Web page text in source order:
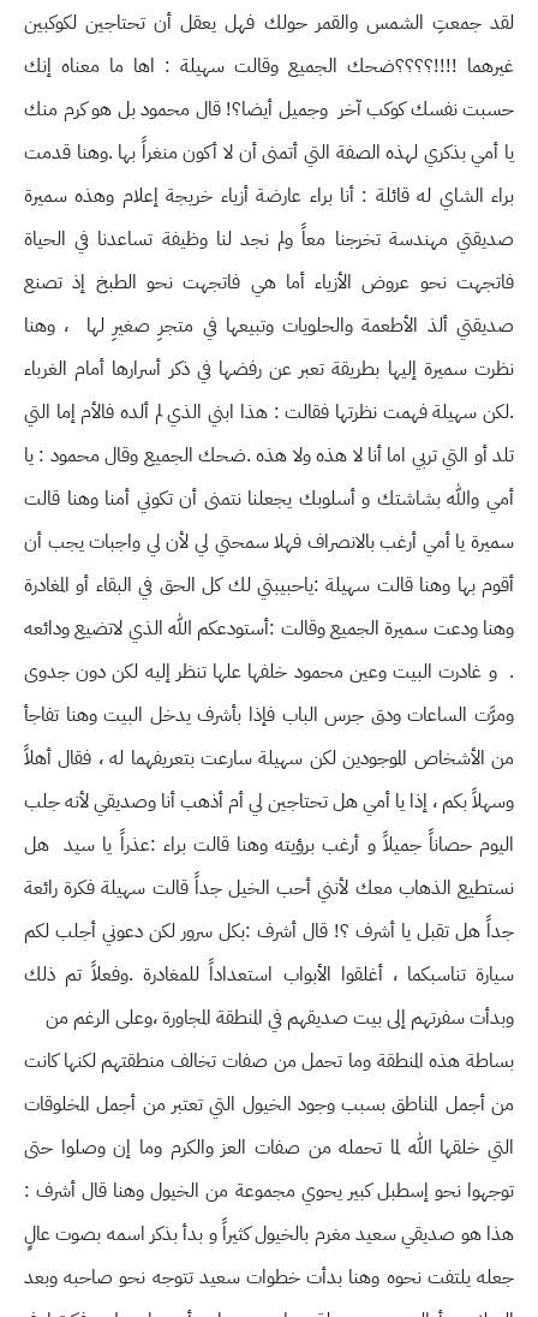
لقد جمعتِ الشمس والقمر حولك فهل يعقل أن تحتاجين لكوكبين
غيرهما !!!!؟؟؟؟ضحك الجميع وقالت سهيلة : اها ما معناه إنك
حسبت نفسك كوكب آخر وجميل أيضا؟! قال محمود بل هو كرم منك
يا أمي بذكري لهذه الصفة التي أتمنى أن لا أكون منغراً بها .وهنا قدمت
براء الشاي له قائلة : أنا براء عارضة أزياء خريجة إعلام وهذه سميرة
صديقتي مهندسة تخرجنا معاً ولم نجد لنا وظيفة تساعدنا في الحياة
فاتجهت نحو عروض الأزياء أما هي فاتجهت نحو الطبخ إذ تصنع
صديقتي ألذ الأطعمة والحلويات وتبيعها في متجرِ صغيرِ لها ، وهنا
نظرت سميرة إليها بطريقة تعبر عن رفضها في ذكر أسرارها أمام الغرباء
.لكن سهيلة فهمت نظرتها فقالت : هذا ابني الذي لم ألده فالأم إما التي
تلد أو التي تربي اما أنا لا هذه ولا هذه .ضحك الجميع وقال محمود : يا
أمي والله بشاشتك و أسلوبك يجعلنا نتمنى أن تكوني أمنا وهنا قالت
سميرة يا أمي أرغب بالانصراف فهلا سمحتي لي لأن لي واجبات يجب أن
أقوم بها وهنا قالت سهيلة :ياحبيبتي لك كل الحق في البقاء أو المغادرة
وهنا ودعت سميرة الجميع وقالت :أستودعكم الله الذي لاتضيع ودائعه
. و غادرت البيت وعين محمود خلفها علها تنظر إليه لكن دون جدوى
ومرَّت الساعات ودق جرس الباب فإذا بأشرف يدخل البيت وهنا تفاجأ
من الأشخاص الموجودين لكن سهيلة سارعت بتعريفهما له ، فقال أهلاً
وسهلاً بكم ، إذا يا أمي هل تحتاجين لي أم أذهب أنا وصديقي لأنه جلب
اليوم حصاناً جميلاً و أرغب برؤيته وهنا قالت براء :عذراً يا سيد هل
نستطيع الذهاب معك لأنني أحب الخيل جداً قالت سهيلة فكرة رائعة
جداً هل تقبل يا أشرف ؟! قال أشرف :بكل سرور لكن دعوني أجلب لكم
سيارة تناسبكما ، أغلقوا الأبواب استعداداً للمغادرة .وفعلاً تم ذلك
وبدأت سفرتهم إلى بيت صديقهم في المنطقة المجاورة ،وعلى الرغم من
بساطة هذه المنطقة وما تحمل من صفات تخالف منطقتهم لكنها كانت
من أجمل المناطق بسبب وجود الخيول التي تعتبر من أجمل المخلوقات
التي خلقها الله لما تحمله من صفات العز والكرم وما إن وصلوا حتى
توجهوا نحو إسطبل كبير يحوي مجموعة من الخيول وهنا قال أشرف :
هذا هو صديقي سعيد مغرم بالخيول كثيراً و بدأ بذكر اسمه بصوت عالٍ
جعله يلتفت نحوه وهنا بدأت خطوات سعيد تتوجه نحو صاحبه وبعد